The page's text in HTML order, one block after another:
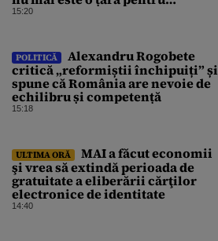
investitori”
15:20
POLITICĂ
Alexandru Rogobete
critică „reformiștii închipuiți” și
spune că România are nevoie de
echilibru și competență
15:18
ULTIMA ORĂ
MAI a făcut economii
şi vrea să extindă perioada de
gratuitate a eliberării cărţilor
electronice de identitate
14:40